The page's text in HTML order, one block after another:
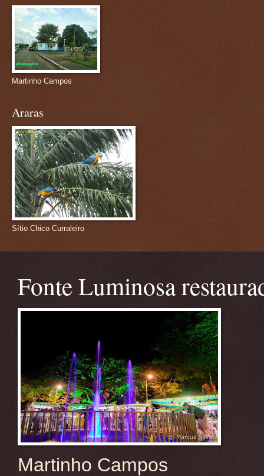
Martinho Campos
Araras
Sítio Chico Curraleiro
Fonte Luminosa
Martinho Campos